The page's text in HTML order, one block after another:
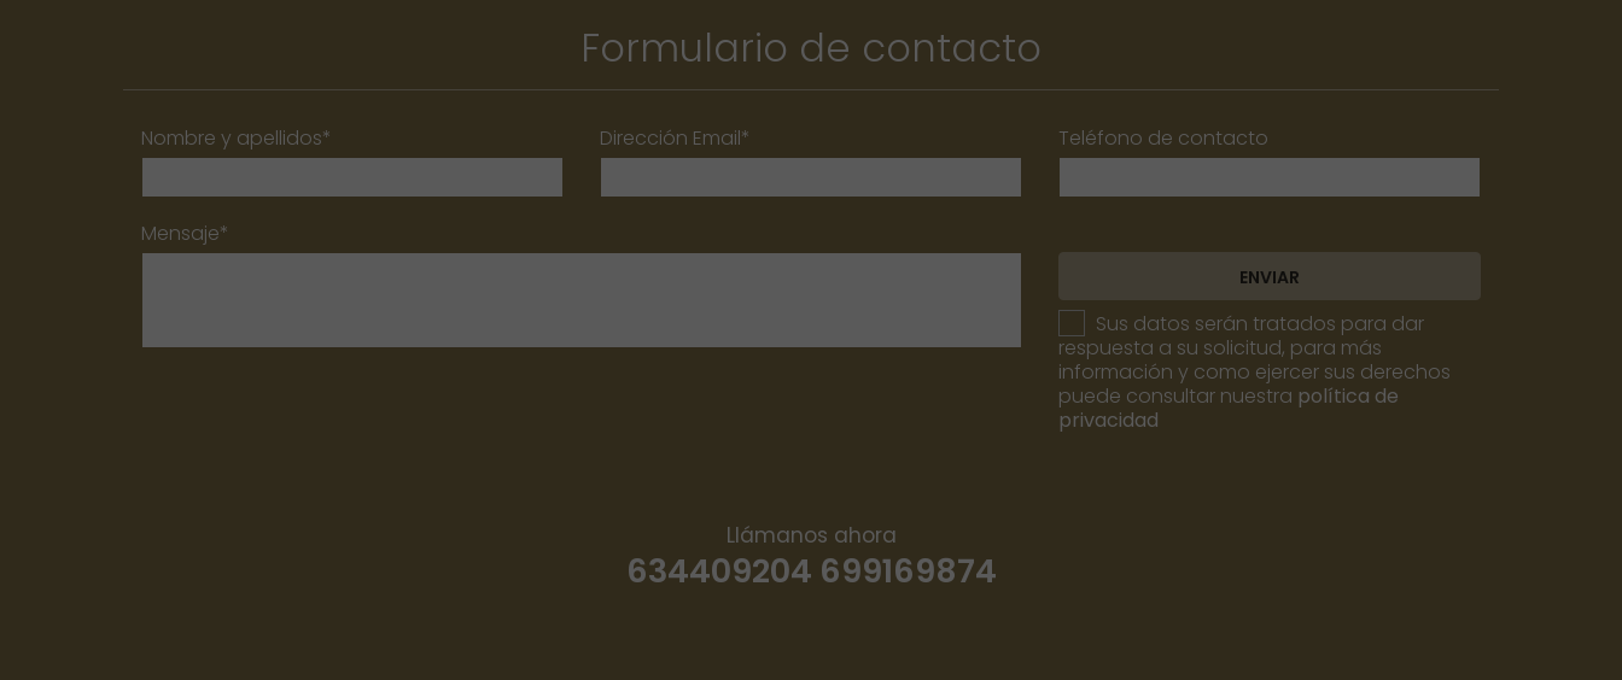
Formulario de contacto
Nombre y apellidos* Dirección Email* Teléfono de contacto
Mensaje*
ENVIAR
Sus datos serán tratados para dar
respuesta a su solicitud, para más
información y como ejercer sus derechos
puede consultar nuestra política de
privacidad
Llámanos ahora
634409204 699169874